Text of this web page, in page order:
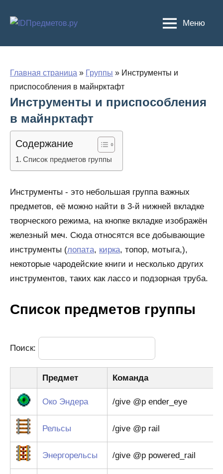
Меню
Главная страница » Группы » Инструменты и
приспособления в майнрктафт
Инструменты и приспособления
в майнрктафт
Содержание
Список предметов группы
Инструменты - это небольшая группа важных
предметов, её можно найти в 3-й нижней вкладке
творческого режима, на кнопке вкладке изображён
железный меч. Сюда относятся все добывающие
инструменты (лопата, кирка, топор, мотыга,),
некоторые чародейские книги и несколько других
инструментов, таких как лассо и подзорная труба.
Список предметов группы
Поиск:
Предмет Команда
Око Эндера /give @p ender_eye
Рельсы /give @p rail
Энергорельсы /give @p powered_rail